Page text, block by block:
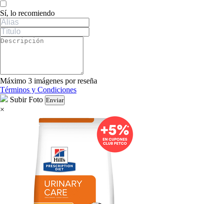
Sí, lo recomiendo
Máximo 3 imágenes por reseña
Términos y Condiciones
Subir Foto Enviar
×